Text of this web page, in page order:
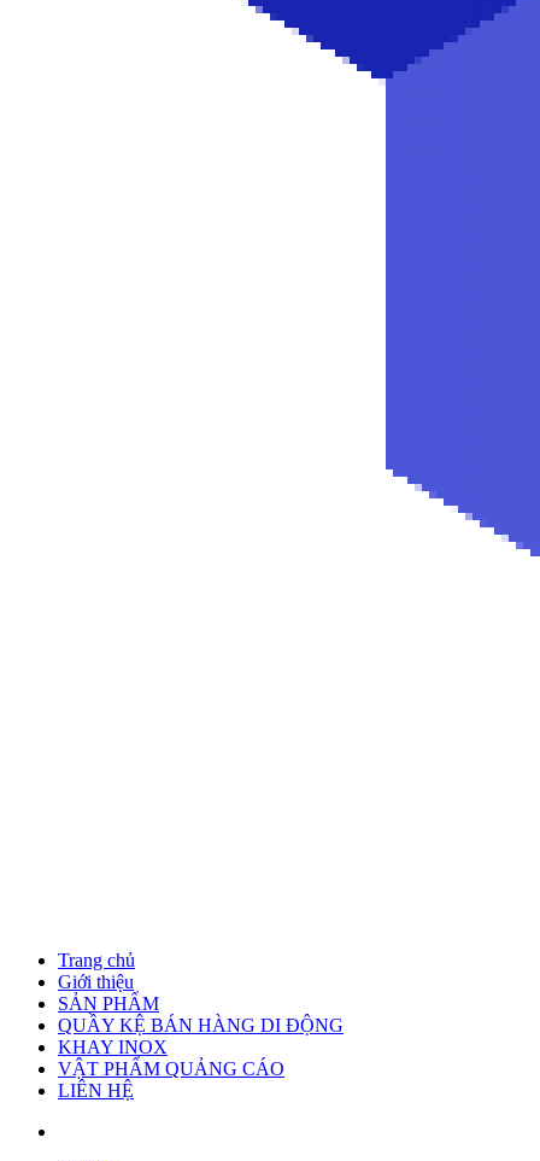
Trang chủ
Giới thiệu
SẢN PHẨM
QUẦY KỆ BÁN HÀNG DI ĐỘNG
KHAY INOX
VẬT PHẨM QUẢNG CÁO
LIÊN HỆ